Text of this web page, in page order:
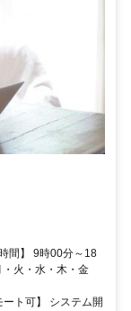
間】 9時00分～18
火・水・木・金
ト可】 システム開